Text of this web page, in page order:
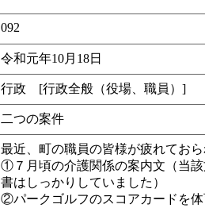
092
令和元年10月18日
行政 [行政全般（役場、職員）]
二つの案件
最近、町の職員の皆様が疲れてお
①７月頃の介護関係の案内文（当
書はしっかりしていました）
②パークゴルフのスコアカードを